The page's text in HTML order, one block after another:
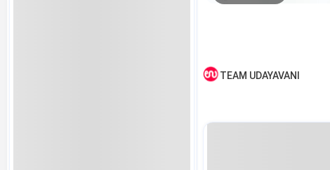
TEAM UDAYAVANI